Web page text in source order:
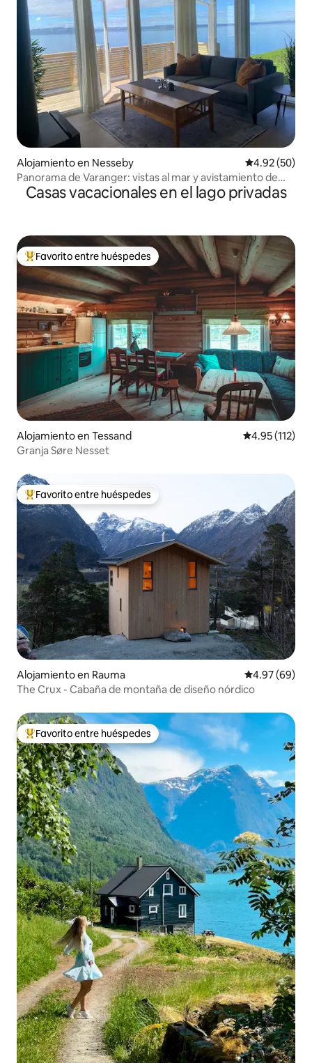
Alojamiento en Nesseby Calificación
4.92 (50)
Panorama de Varanger: vistas al mar y avistamiento de
aves
Casas vacacionales en el lago privadas
Favorito entre huéspedes preferido
Favorito entre huéspedes
Alojamiento en Tessand Calificación
4.95 (112)
Granja Søre Nesset
Favorito entre huéspedes preferido
Favorito entre huéspedes
Alojamiento en Rauma Calificación
4.97 (69)
The Crux - Cabaña de montaña de diseño nórdico
Favorito entre huéspedes preferido
Favorito entre huéspedes